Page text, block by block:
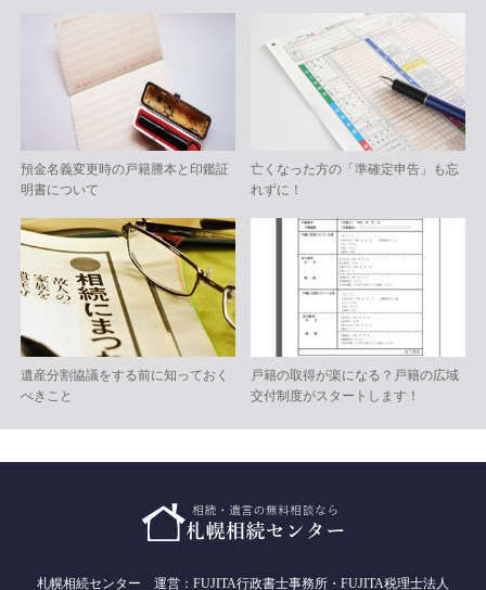
預金名義変更時の戸籍謄本と印鑑証
明書について
亡くなった方の「準確定申告」も忘
れずに！
遺産分割協議をする前に知っておく
べきこと
戸籍の取得が楽になる？戸籍の広域
交付制度がスタートします！
札幌相続センター 運営：FUJITA行政書士事務所・FUJITA税理士法人